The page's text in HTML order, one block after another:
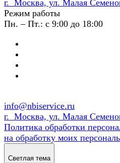
г. Москва, ул. Малая
Режим работы
Пн. – Пт.: с 9:00 до 18:00
info@nbiservice.ru
г. Москва, ул. Малая
Политика обработки
на обработку моих
Светлая тема